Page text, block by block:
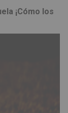
¡Cómo los